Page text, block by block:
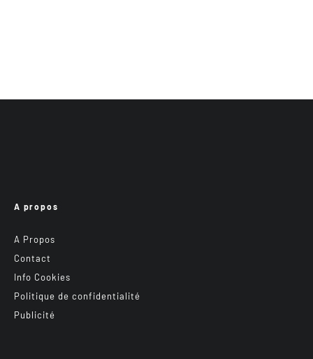
A propos
A Propos
Contact
Info Cookies
Politique de confidentialité
Publicité